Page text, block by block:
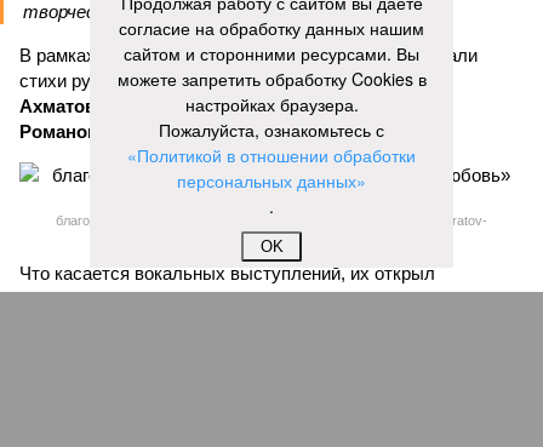
творчеством», – заявил митрополит Игнатий.
В рамках концертной программы со сцены прозвучали
стихи русских поэтов:Николая Гумилева,Анны
Ахматовой
Бориса ПастернакаиКонстантина
Романова
благотворительный концерт «Вера, надежда, любовь» (фото: saratov-
eparhia.ru)
Что касается вокальных выступлений, их открыл
задостойник Пасхи Валаамского распева, подготовленный
согласие на обработку данных нашим
сайтом и сторонними ресурсами. Вы
можете запретить обработку Cookies в
настройках браузера.
Пожалуйста, ознакомьтесь с
«Политикой в отношении обработки
персональных данных»
.
OK